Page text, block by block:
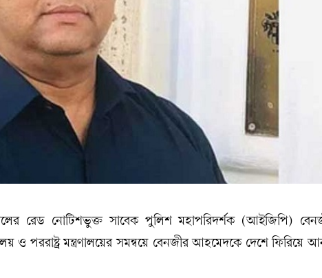
রেড নোটিশভুক্ত সাবেক পুলিশ মহাপরিদর্শক (আইজিপি)
ও পররাষ্ট্র মন্ত্রণালয়ের সমন্বয়ে বেনজীর আহমেদকে দেশে ফিরিয়ে